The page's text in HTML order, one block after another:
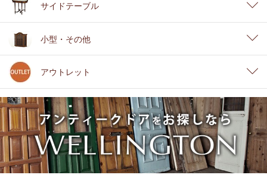
サイドテーブル
小型・その他
アウトレット